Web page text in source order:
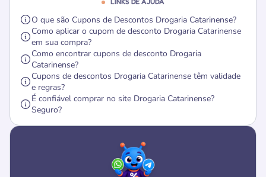
O que são Cupons de Descontos Drogaria Catarinense?
Como aplicar o cupom de desconto Drogaria Catarinense
em sua compra?
Como encontrar cupons de desconto Drogaria
Catarinense?
Cupons de descontos Drogaria Catarinense têm validade
e regras?
É confiável comprar no site Drogaria Catarinense?
Seguro?